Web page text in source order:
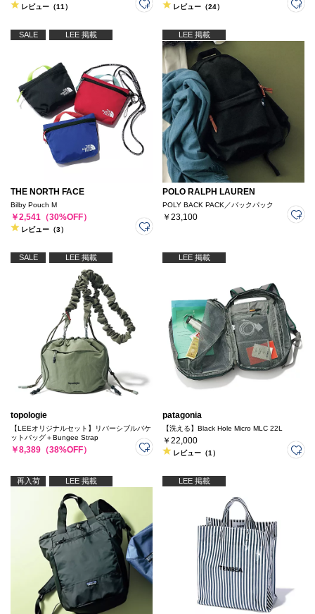
レビュー（11） レビュー（24）
SALE LEE 掲載
THE NORTH FACE
Bilby Pouch M
￥2,541（30%OFF）
レビュー（3）
LEE 掲載
POLO RALPH LAUREN
POLY BACK PACK／バックパック
￥23,100
SALE LEE 掲載
topologie
【LEEオリジナルセット】リバーシブルバケ
ットバッグ＋Bungee Strap
￥8,389（38%OFF）
LEE 掲載
patagonia
【洗える】Black Hole Micro MLC 22L
￥22,000
レビュー（1）
再入荷 LEE 掲載 LEE 掲載